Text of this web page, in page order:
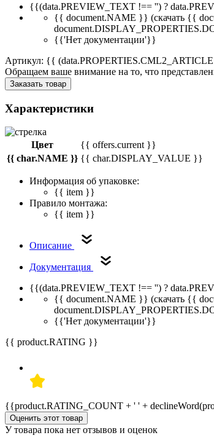
{{(data.PREVIEW_TEXT !== '') ?
{{ document.NAME }} (скачать {{
{{'Нет документации'}}
Артикул: {{
Обращаем ваше внимание на то, что
Заказать товар
Характеристики
Цвет
{{ offers.current }}
{{ char.NAME }} {{ char.DISPLAY_VALUE }}
Информация об упаковке:
{{ item }}
Правило монтажа:
{{ item }}
Описание
Документация
{{(data.PREVIEW_TEXT !== '') ?
{{ document.NAME }} (скачать {{
{{'Нет документации'}}
{{ product.RATING }}
{{product.RATING_COUNT + ' ' +
Оценить этот товар
У товара пока нет отзывов и оценок